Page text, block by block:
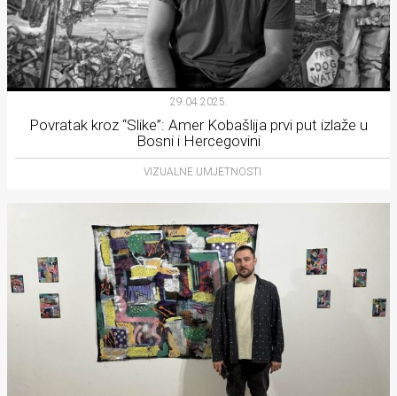
29.04.2025.
Povratak kroz “Slike”: Amer Kobašlija prvi put izlaže u
Bosni i Hercegovini
VIZUALNE UMJETNOSTI